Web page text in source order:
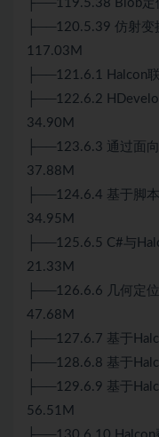
├──119.5.38 Blob定
├──120.5.39 仿射变
117.03M
├──121.6.1 Halcon
├──122.6.2
34.90M
├──123.6.3 通过面
37.88M
├──124.6.4 基于脚
34.95M
├──125.6.5 C#与
21.33M
├──126.6.6 几何定
47.68M
├──127.6.7 基于
├──128.6.8 基于
├──129.6.9 基于
56.51M